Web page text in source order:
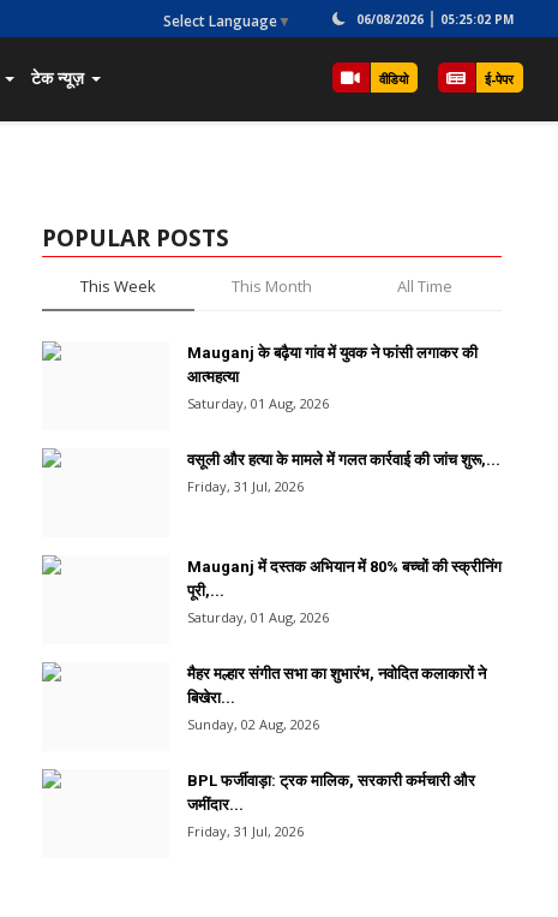
Select Language▼ 06/08/2026 05:25:02 PM
टेक न्यूज़ वीडियो ई-पेपर
POPULAR POSTS
This Week This Month All Time
Mauganj के बढ़ैया गांव में युवक ने फांसी लगाकर की
आत्महत्या
Saturday, 01 Aug, 2026
वसूली और हत्या के मामले में गलत कार्रवाई की जांच शुरू,...
Friday, 31 Jul, 2026
Mauganj में दस्तक अभियान में 80% बच्चों की स्क्रीनिंग
पूरी,...
Saturday, 01 Aug, 2026
मैहर मल्हार संगीत सभा का शुभारंभ, नवोदित कलाकारों ने
बिखेरा...
Sunday, 02 Aug, 2026
BPL फर्जीवाड़ा: ट्रक मालिक, सरकारी कर्मचारी और
जमींदार...
Friday, 31 Jul, 2026